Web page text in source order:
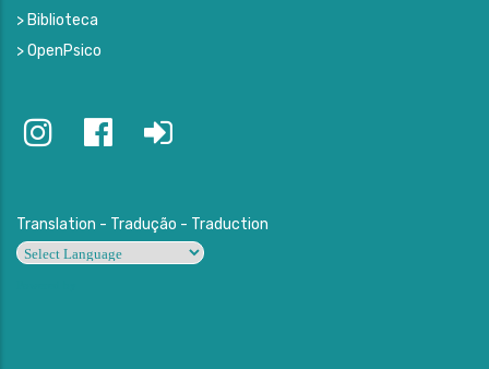
> Biblioteca
> OpenPsico
Translation - Tradução - Traduction